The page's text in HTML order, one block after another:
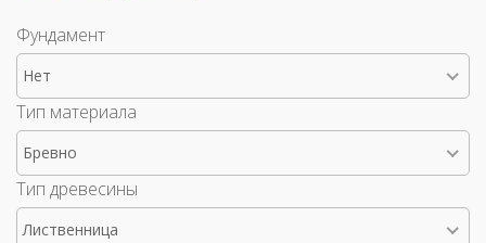
Фундамент
Нет
Тип материала
Бревно
Тип древесины
Лиственница